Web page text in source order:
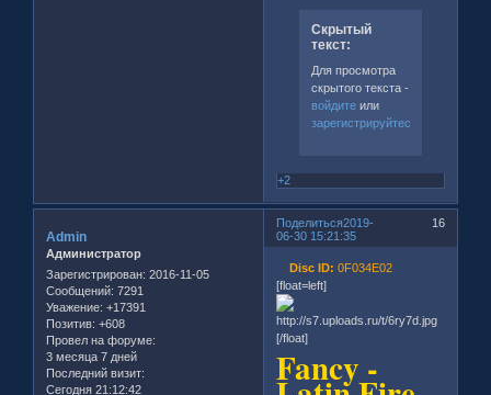
Скрытый
текст:
Для просмотра
скрытого текста -
войдитеили
зарегистрируйтесь
+2
Поделиться 16
2019-
06-30 15:21:35
Admin
Администратор
Зарегистрирован: 2016-11-05
Сообщений: 7291
Уважение: +17391
Позитив: +608
Провел на форуме:
3 месяца 7 дней
Последний визит:
Сегодня 21:12:42
Disc ID: 0F034E02
[float=left]
[/float]
Fancy -